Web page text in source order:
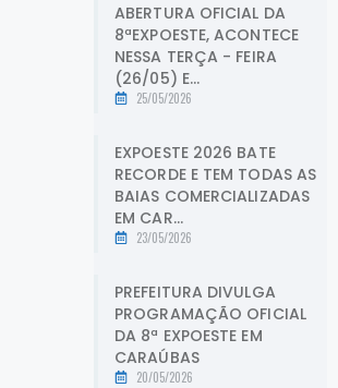
ABERTURA OFICIAL DA
8ªEXPOESTE, ACONTECE
NESSA TERÇA - FEIRA
(26/05) E...
25/05/2026
EXPOESTE 2026 BATE
RECORDE E TEM TODAS AS
BAIAS COMERCIALIZADAS
EM CAR...
23/05/2026
PREFEITURA DIVULGA
PROGRAMAÇÃO OFICIAL
DA 8ª EXPOESTE EM
CARAÚBAS
20/05/2026